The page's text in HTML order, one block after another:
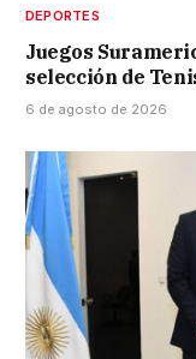
DEPORTES
Juegos
selección de
6 de agosto de 2026